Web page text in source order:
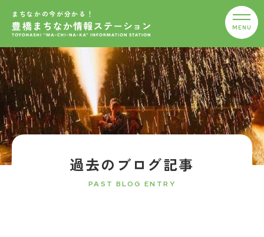
まちなかの今が分かる！
過去のブログ記事
PAST BLOG ENTRY